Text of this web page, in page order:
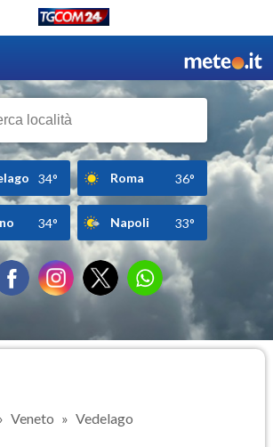
34° Roma 36°
34° Napoli 33°
Veneto Vedelago